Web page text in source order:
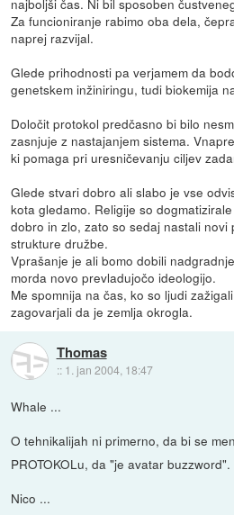
Za funcioniranje rabimo oba dela,
naprej razvijal.
Glede prihodnosti pa verjamem da
genetskem inžiniringu, tudi biokemija
Določit protokol predčasno bi bilo
zasnjuje z nastajanjem sistema.
ki pomaga pri uresničevanju ciljev
Glede stvari dobro ali slabo je vse
kota gledamo. Religije so
dobro in zlo, zato so sedaj nastali novi
strukture družbe.
Vprašanje je ali bomo dobili
morda novo prevladujočo ideologijo.
Me spomnija na čas, ko so ljudi
zagovarjali da je zemlja okrogla.
Thomas
:: 1. jan 2004, 18:47
Whale ...
O tehnikalijah ni primerno, da bi se
PROTOKOLu, da "je avatar buzzword".
Nico ...